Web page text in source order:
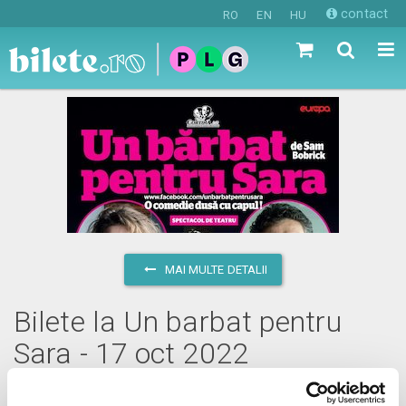
RO EN HU contact
MAI MULTE DETALII
Bilete la Un barbat pentru
Sara - 17 oct 2022